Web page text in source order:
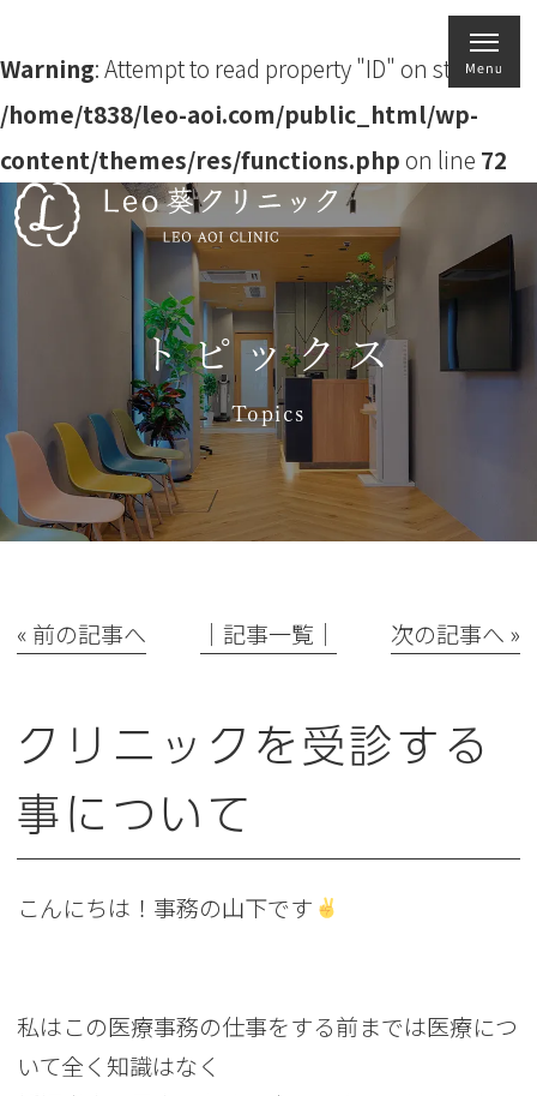
Warning: Attempt to read property "ID" on string in
/home/t838/leo-aoi.com/public_html/wp-
content/themes/res/functions.phpon line 72
トピックス
Topics
« 前の記事へ │記事一覧│ 次の記事へ »
クリニックを受診する
事について
こんにちは！事務の山下です
私はこの医療事務の仕事をする前までは医療につ
いて全く知識はなく